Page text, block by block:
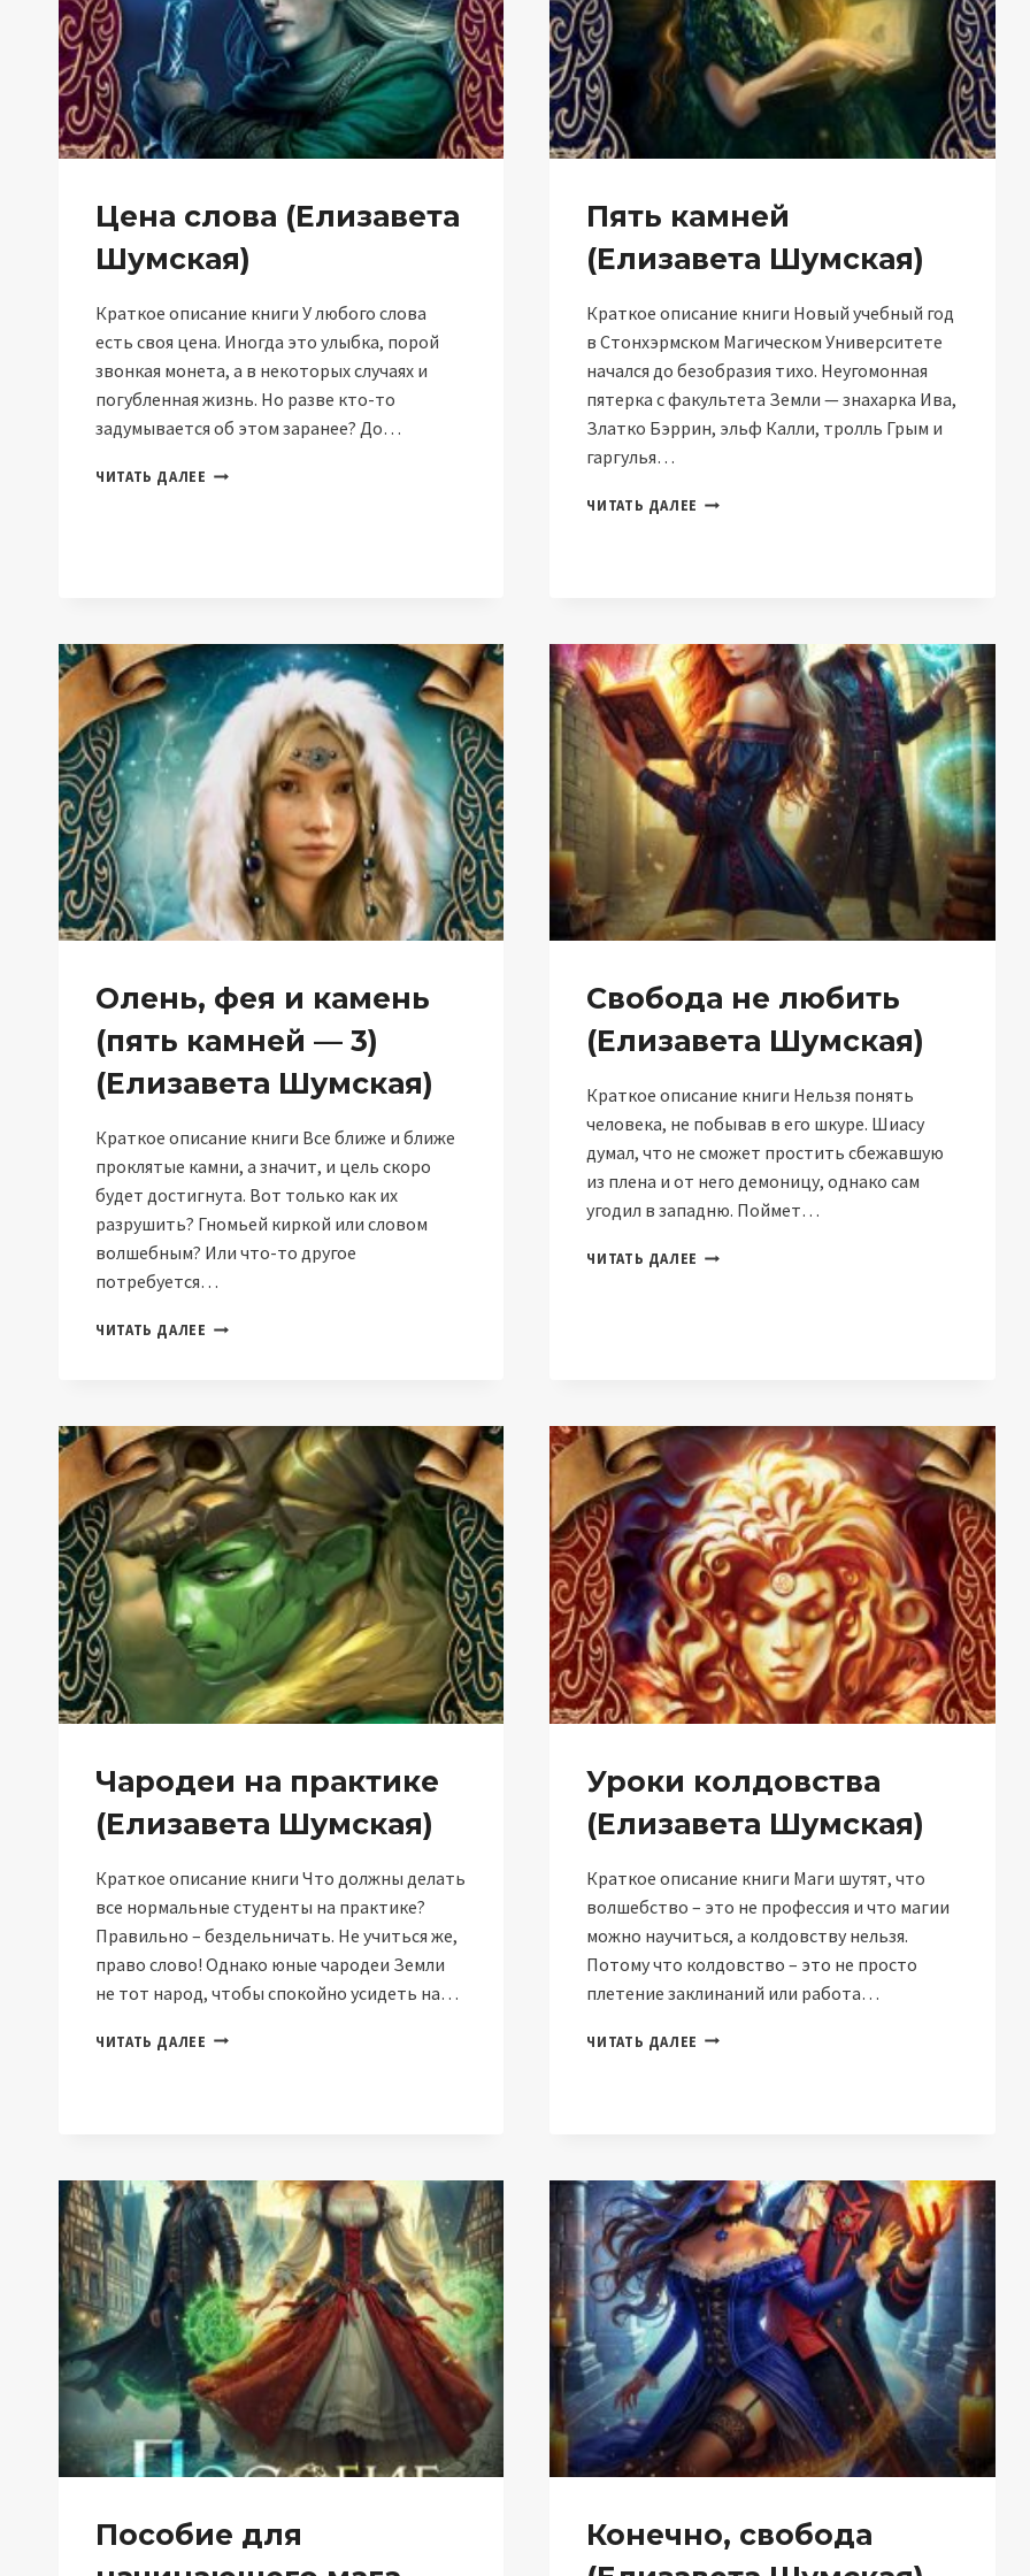
Цена слова (Елизавета
Шумская)
Краткое описание книги У любого слова
есть своя цена. Иногда это улыбка, порой
звонкая монета, а в некоторых случаях и
погубленная жизнь. Но разве кто-то
задумывается об этом заранее? До…
ЧИТАТЬ ДАЛЕЕ ЦЕНА
Пять камней
(Елизавета Шумская)
Краткое описание книги Новый учебный год
в Стонхэрмском Магическом Университете
начался до безобразия тихо. Неугомонная
пятерка с факультета Земли — знахарка Ива,
Златко Бэррин, эльф Калли, тролль Грым и
гаргулья…
ЧИТАТЬ ДАЛЕЕ ПЯТЬ
Олень, фея и камень
(пять камней — 3)
(Елизавета Шумская)
Краткое описание книги Все ближе и ближе
проклятые камни, а значит, и цель скоро
будет достигнута. Вот только как их
разрушить? Гномьей киркой или словом
волшебным? Или что-то другое
потребуется…
ЧИТАТЬ ДАЛЕЕ ОЛЕНЬ,
КАМНЕЙ
—
3)
(ЕЛИЗАВЕТА
ШУМСКАЯ)
Свобода не любить
(Елизавета Шумская)
Краткое описание книги Нельзя понять
человека, не побывав в его шкуре. Шиасу
думал, что не сможет простить сбежавшую
из плена и от него демоницу, однако сам
угодил в западню. Поймет…
ЧИТАТЬ ДАЛЕЕ СВОБОДА
Чародеи на практике
(Елизавета Шумская)
Краткое описание книги Что должны делать
все нормальные студенты на практике?
Правильно – бездельничать. Не учиться же,
право слово! Однако юные чародеи Земли
не тот народ, чтобы спокойно усидеть на…
ЧИТАТЬ ДАЛЕЕ ЧАРОДЕИ
Уроки колдовства
(Елизавета Шумская)
Краткое описание книги Маги шутят, что
волшебство – это не профессия и что магии
можно научиться, а колдовству нельзя.
Потому что колдовство – это не просто
плетение заклинаний или работа…
ЧИТАТЬ ДАЛЕЕ УРОКИ
Пособие для
Конечно, свобода